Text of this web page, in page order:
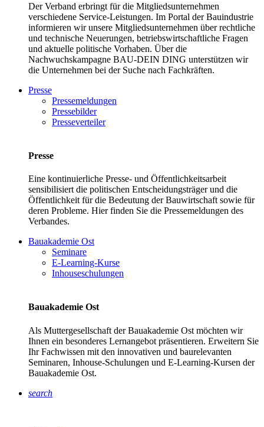
Der Verband erbringt für die Mitgliedsunternehmen
verschiedene Service-Leistungen. Im Portal der Bauindustrie
informieren wir unsere Mitgliedsunternehmen über rechtliche
und technische Neuerungen, betriebswirtschaftliche Fragen
und aktuelle politische Vorhaben. Über die
Nachwuchskampagne BAU-DEIN DING unterstützen wir
die Unternehmen bei der Suche nach Fachkräften.
Presse
Pressemeldungen
Pressebilder
Presseverteiler
Presse
Eine kontinuierliche Presse- und Öffentlichkeitsarbeit
sensibilisiert die politischen Entscheidungsträger und die
Öffentlichkeit für die Bedeutung der Bauwirtschaft sowie für
deren Probleme. Hier finden Sie die Pressemeldungen des
Verbandes.
Bauakademie Ost
Seminare
E-Learning-Kurse
Inhouseschulungen
Bauakademie Ost
Als Muttergesellschaft der Bauakademie Ost möchten wir
Ihnen ein besonderes Lernangebot präsentieren. Erweitern Sie
Ihr Fachwissen mit den innovativen und baurelevanten
Seminaren, Inhouse-Schulungen und E-Learning-Kursen der
Bauakademie Ost.
search